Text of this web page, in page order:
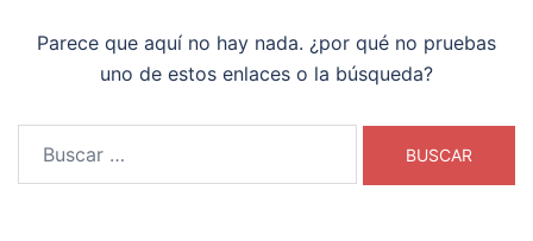
Parece que aquí no hay nada. ¿por qué no pruebas
uno de estos enlaces o la búsqueda?